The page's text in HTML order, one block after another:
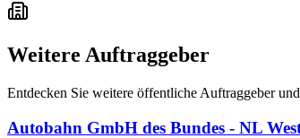
Weitere Auftraggeber
Entdecken Sie weitere öffentliche Auftraggeber
Autobahn GmbH des Bundes - NL